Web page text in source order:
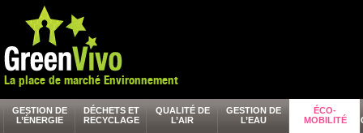
La place de marché Environnement
GESTION DE
L’ÉNERGIE
DÉCHETS ET
RECYCLAGE
QUALITÉ DE
L’AIR
GESTION DE
L’EAU
ÉCO-
MOBILITÉ